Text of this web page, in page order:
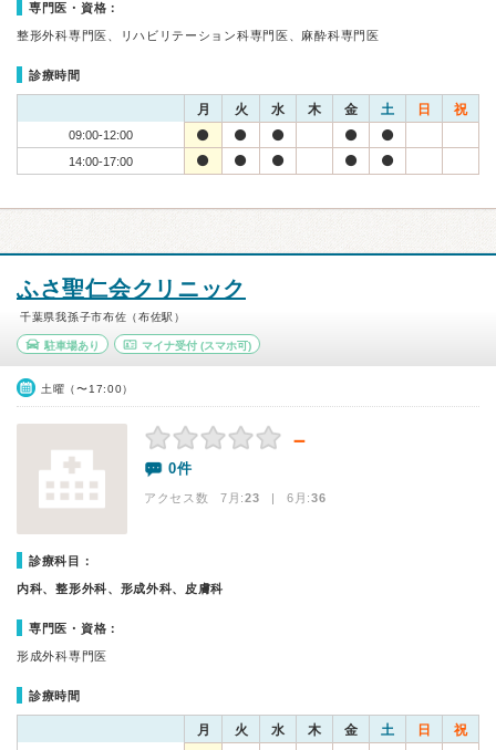
専門医・資格：
整形外科専門医、リハビリテーション科専門医、麻酔科専門医
診療時間
月 火 水 木 金 土 日 祝
09:00-12:00
14:00-17:00
ふさ聖仁会クリニック
千葉県我孫子市布佐（布佐駅）
駐車場あり マイナ受付(スマホ可)
土曜（〜17:00）
－
0件
アクセス数 7月:23 | 6月:36
診療科目：
内科、整形外科、形成外科、皮膚科
専門医・資格：
形成外科専門医
診療時間
月 火 水 木 金 土 日 祝